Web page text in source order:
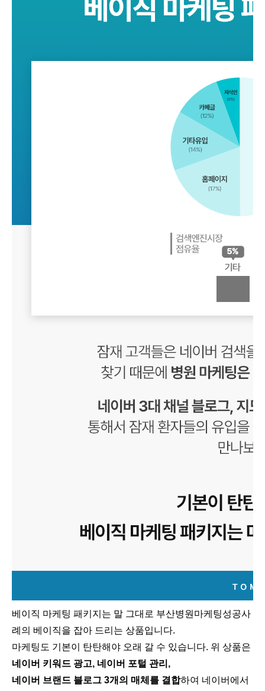
베이직 마케팅 패키지는 말 그대로 부산병원마케팅성공사
례의 베이직을 잡아 드리는 상품입니다.
마케팅도 기본이 탄탄해야 오래 갈 수 있습니다. 위 상품은
네이버 키워드 광고, 네이버 포털 관리,
네이버 브랜드 블로그 3개의 매체를 결합하여 네이버에서